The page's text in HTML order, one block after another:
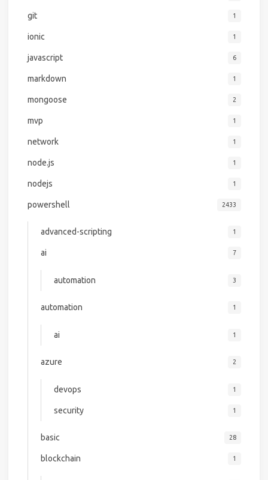
git 1
ionic 1
javascript 6
markdown 1
mongoose 2
mvp 1
network 1
node.js 1
nodejs 1
powershell 2433
advanced-scripting 1
ai 7
automation 3
automation 1
ai 1
azure 2
devops 1
security 1
basic 28
blockchain 1